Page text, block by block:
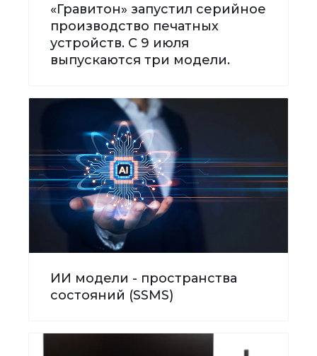
«Гравитон» запустил серийное
производство печатных
устройств. С 9 июля
выпускаются три модели.
ИИ модели - пространства
состояний (SSMS)